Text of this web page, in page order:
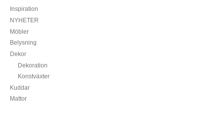
Inspiration
NYHETER
Möbler
Belysning
Dekor
Dekoration
Konstväxter
Kuddar
Mattor